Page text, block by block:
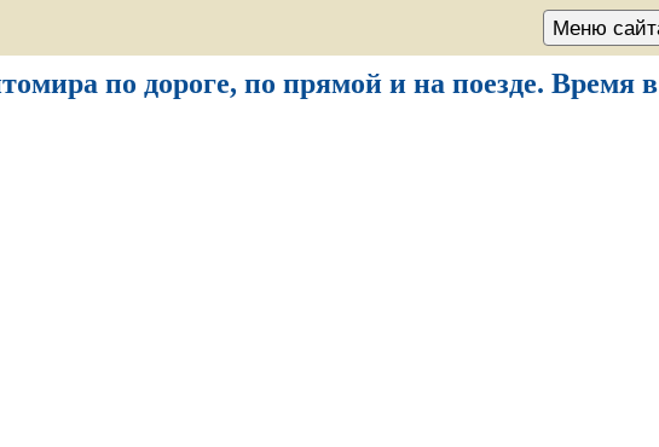
по дороге, по прямой и на поезде. Время в